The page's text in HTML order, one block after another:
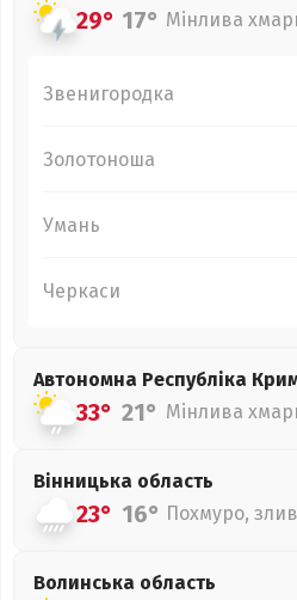
29° 17° Мінлива
Звенигородка
Золотоноша
Умань
Черкаси
Автономна Республіка
33° 21° Мінлива
Вінницька область
23° 16° Похмуро,
Волинська область